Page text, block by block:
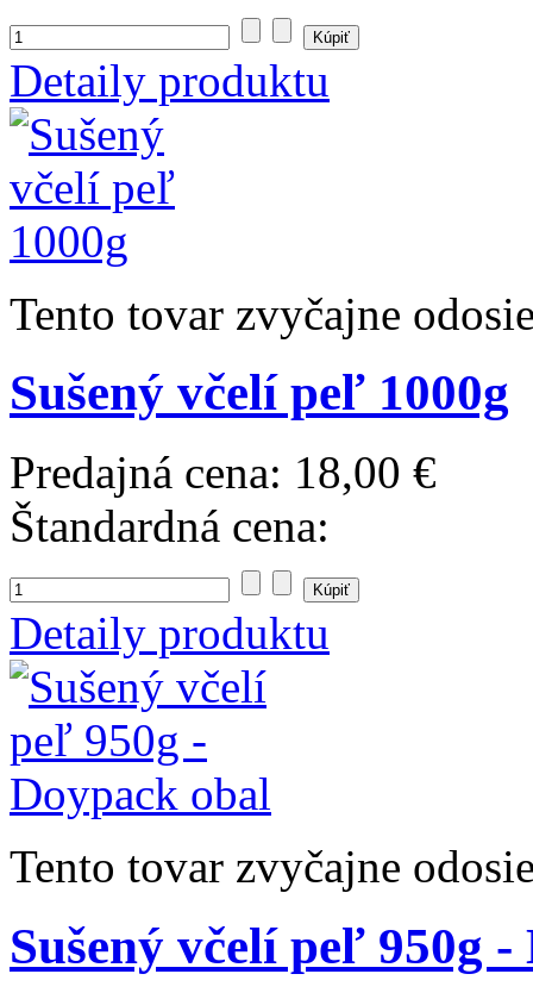
Detaily produktu
Tento tovar zvyčajne
Sušený včelí peľ 1000g
Predajná cena: 18,00 €
Štandardná cena:
Detaily produktu
Tento tovar zvyčajne
Sušený včelí peľ 950g